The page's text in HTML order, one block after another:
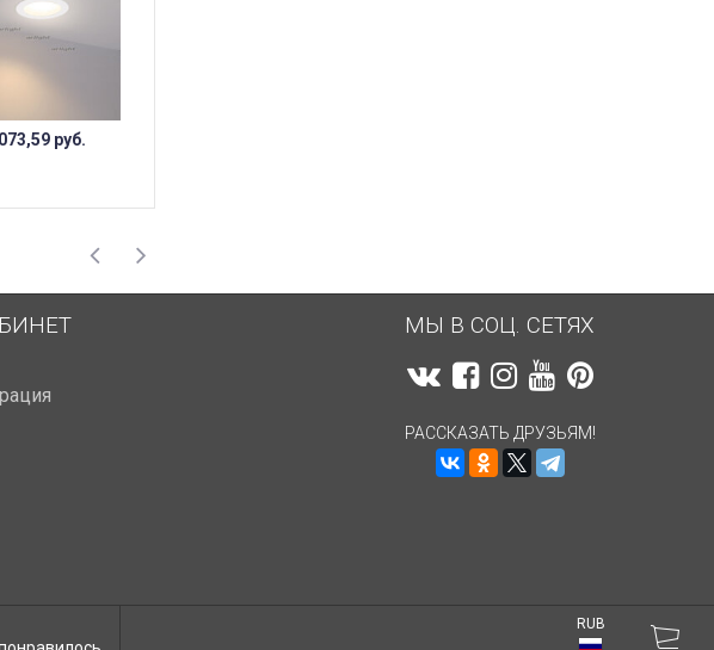
руб.
МЫ В СОЦ. СЕТЯХ
РАССКАЗАТЬ ДРУЗЬЯМ!
RUB